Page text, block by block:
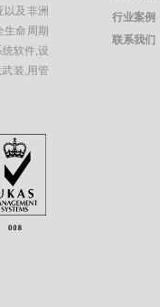
以及非洲
生命周期
软件,设
装,用管
行业案例
联系我们